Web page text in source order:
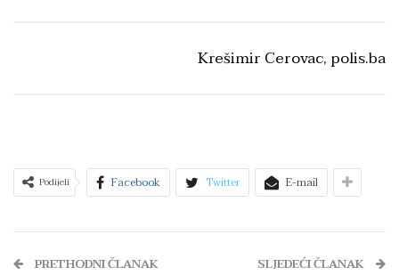
Krešimir Cerovac, polis.ba
Podijeli Facebook Twitter E-mail
PRETHODNI ČLANAK SLJEDEĆI ČLANAK